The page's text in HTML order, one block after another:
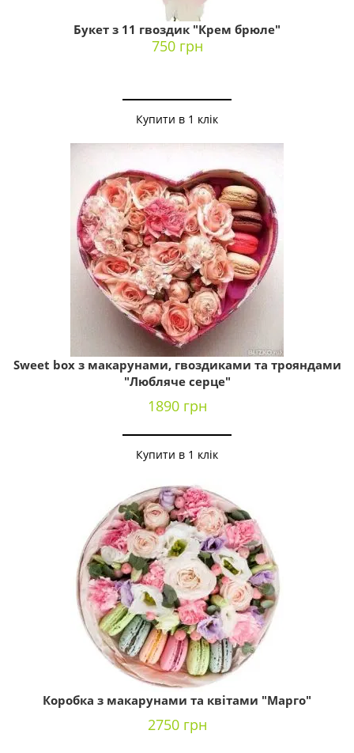
Букет з 11 гвоздик "Крем брюле"
750 грн
Купити в 1 клік
Sweet box з макарунами, гвоздиками та трояндами
"Любляче серце"
1890 грн
Купити в 1 клік
Коробка з макарунами та квітами "Марго"
2750 грн